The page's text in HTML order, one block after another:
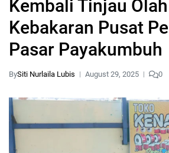
Kembali Tinjau
Kebakaran Pusat
Pasar Payakumbuh
BySiti Nurlaila Lubis August 29, 2025 0